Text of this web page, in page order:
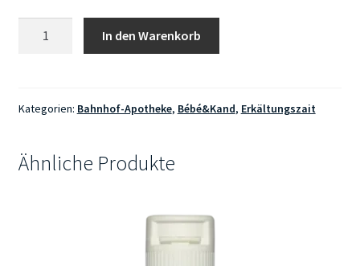
Kinder
In den Warenkorb
Kategorien: Bahnhof-Apotheke, Bébé&Kand, Erkältungszait
Ähnliche Produkte